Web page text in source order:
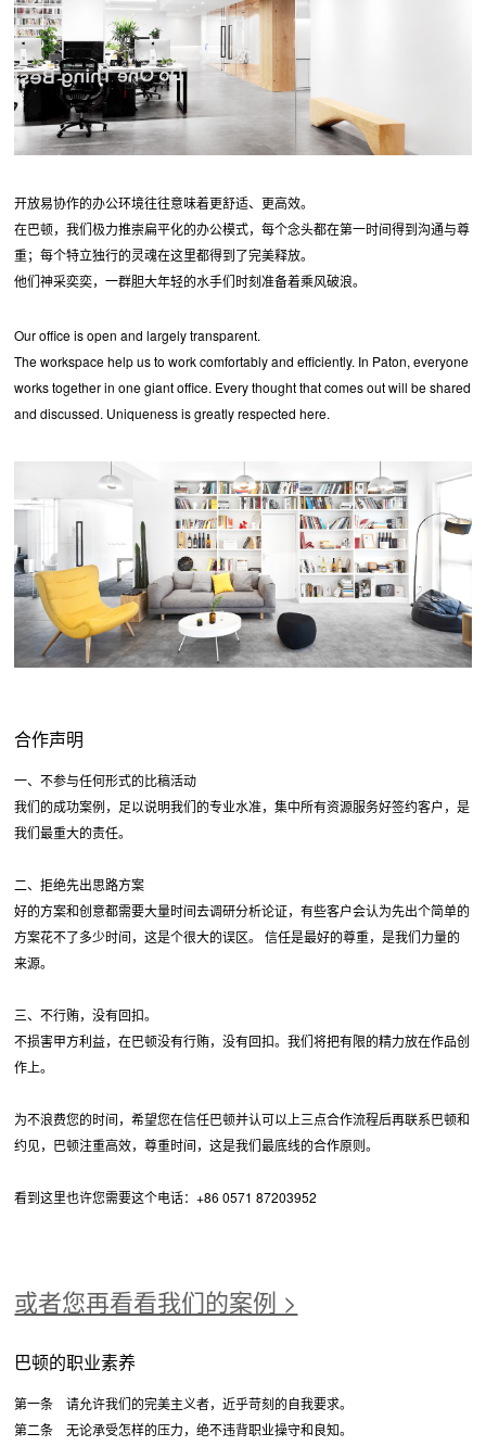
开放易协作的办公环境往往意味着更舒适、更高效。
在巴顿，我们极力推崇扁平化的办公模式，每个念头都在第一时间得到沟通与尊
重；每个特立独行的灵魂在这里都得到了完美释放。
他们神采奕奕，一群胆大年轻的水手们时刻准备着乘风破浪。
Our office is open and largely transparent.
The workspace help us to work comfortably and efficiently. In Paton, everyone
works together in one giant office. Every thought that comes out will be shared
and discussed. Uniqueness is greatly respected here.
合作声明
一、不参与任何形式的比稿活动
我们的成功案例，足以说明我们的专业水准，集中所有资源服务好签约客户，是
我们最重大的责任。
二、拒绝先出思路方案
好的方案和创意都需要大量时间去调研分析论证，有些客户会认为先出个简单的
方案花不了多少时间，这是个很大的误区。 信任是最好的尊重，是我们力量的
来源。
三、不行贿，没有回扣。
不损害甲方利益，在巴顿没有行贿，没有回扣。我们将把有限的精力放在作品创
作上。
为不浪费您的时间，希望您在信任巴顿并认可以上三点合作流程后再联系巴顿和
约见，巴顿注重高效，尊重时间，这是我们最底线的合作原则。
看到这里也许您需要这个电话：+86 0571 87203952
或者您再看看我们的案例 >
巴顿的职业素养
第一条 请允许我们的完美主义者，近乎苛刻的自我要求。
第二条 无论承受怎样的压力，绝不违背职业操守和良知。